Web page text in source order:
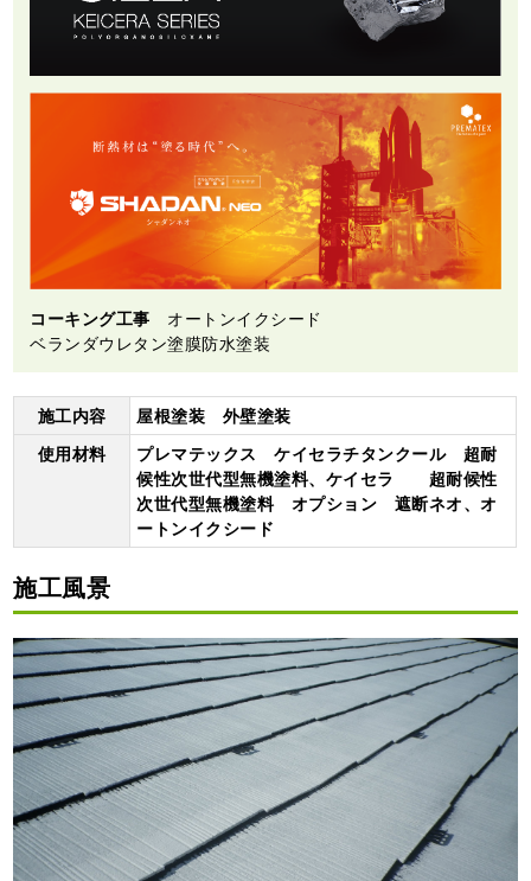
コーキング工事 オートンイクシード
ベランダウレタン塗膜防水塗装
施工内容
屋根塗装 外壁塗装
使用材料
プレマテックス ケイセラチタンクール 超耐
候性次世代型無機塗料、ケイセラ 超耐候性
次世代型無機塗料 オプション 遮断ネオ、オ
ートンイクシード
施工風景